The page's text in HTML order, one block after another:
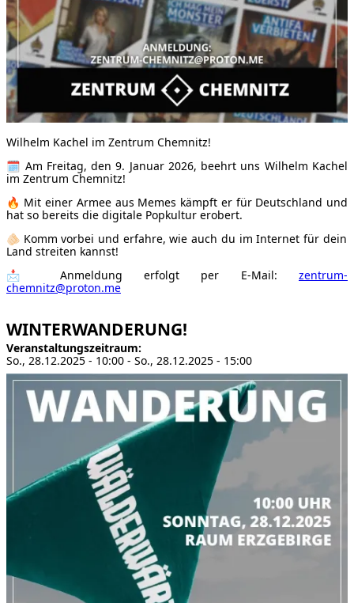
Wilhelm Kachel im Zentrum Chemnitz!
🗓 Am Freitag, den 9. Januar 2026, beehrt uns Wilhelm Kachel
im Zentrum Chemnitz!
🔥 Mit einer Armee aus Memes kämpft er für Deutschland und
hat so bereits die digitale Popkultur erobert.
🫵🏻 Komm vorbei und erfahre, wie auch du im Internet für dein
Land streiten kannst!
📩 Anmeldung erfolgt per E-Mail: zentrum-
chemnitz@proton.me
WINTERWANDERUNG!
Veranstaltungszeitraum
So., 28.12.2025 - 10:00 - So., 28.12.2025 - 15:00